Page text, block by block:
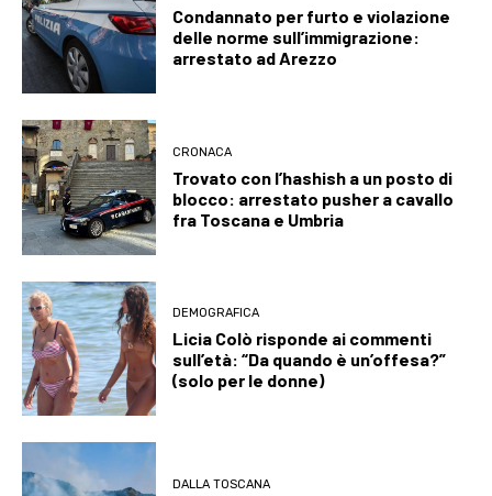
Condannato per furto e violazione
delle norme sull’immigrazione:
arrestato ad Arezzo
CRONACA
Trovato con l’hashish a un posto di
blocco: arrestato pusher a cavallo
fra Toscana e Umbria
DEMOGRAFICA
Licia Colò risponde ai commenti
sull’età: “Da quando è un’offesa?”
(solo per le donne)
DALLA TOSCANA